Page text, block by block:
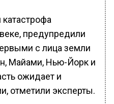
предупредили
с лица земли
Майами, Нью-Йорк и
ожидает и
отметили эксперты.